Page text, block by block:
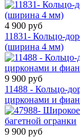
4 900 руб
11831- Кольцо-
(ширина 4 мм)
9 900 руб
11488 - Кольцо-
цирконами и
9 900 руб